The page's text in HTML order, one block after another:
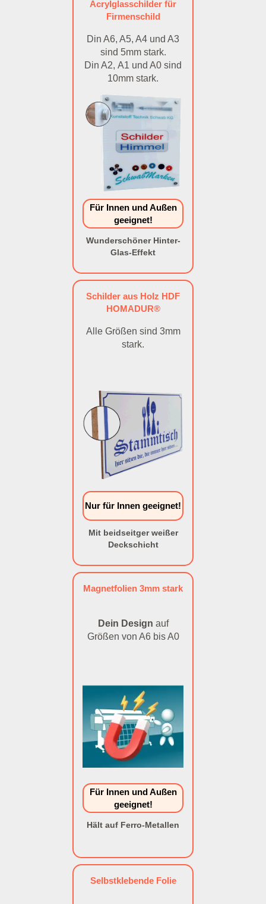
Acrylglasschilder für
Firmenschild
Din A6, A5, A4 und A3
sind 5mm stark.
Din A2, A1 und A0 sind
10mm stark.
Für Innen und Außen
geeignet!
Wunderschöner Hinter-
Glas-Effekt
Schilder aus Holz HDF
HOMADUR®
Alle Größen sind 3mm
stark.
Nur für Innen geeignet!
Mit beidseitger weißer
Deckschicht
Magnetfolien 3mm stark
Dein Design auf
Größen von A6 bis A0
Für Innen und Außen
geeignet!
Hält auf Ferro-Metallen
Selbstklebende Folie